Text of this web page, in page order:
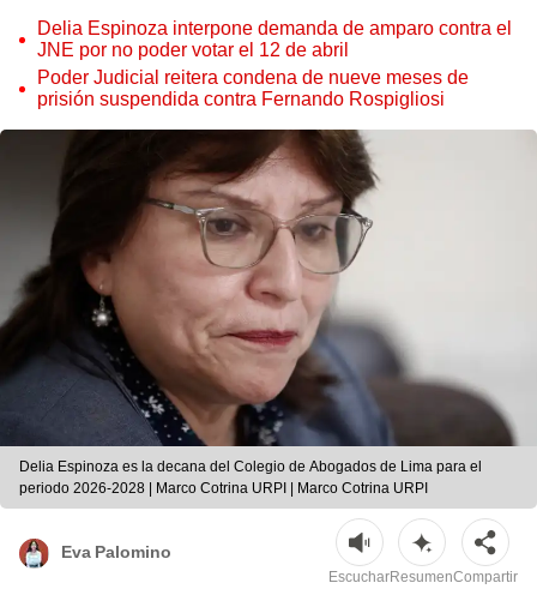
Delia Espinoza interpone demanda de amparo contra el
JNE por no poder votar el 12 de abril
Poder Judicial reitera condena de nueve meses de
prisión suspendida contra Fernando Rospigliosi
Delia Espinoza es la decana del Colegio de Abogados de Lima para el
periodo 2026-2028 | Marco Cotrina URPI | Marco Cotrina URPI
Eva Palomino
EscucharResumenCompartir